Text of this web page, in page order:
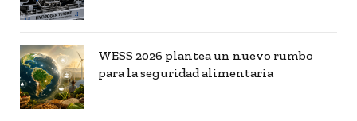
WESS 2026 plantea un nuevo rumbo
para la seguridad alimentaria